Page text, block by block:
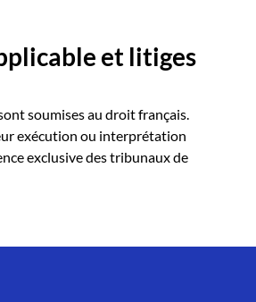
et litiges
soumises au droit français.
exécution ou interprétation
exclusive des tribunaux de